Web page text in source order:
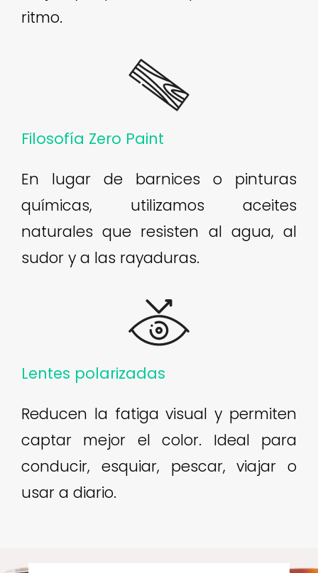
ritmo.
Filosofía Zero Paint
En lugar de barnices o pinturas
químicas, utilizamos aceites
naturales que resisten al agua, al
sudor y a las rayaduras.
Lentes polarizadas
Reducen la fatiga visual y permiten
captar mejor el color. Ideal para
conducir, esquiar, pescar, viajar o
usar a diario.